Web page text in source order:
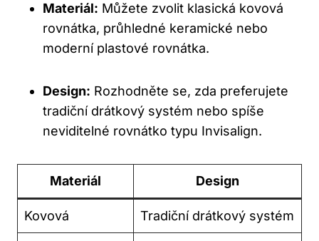
Materiál: Můžete zvolit klasická kovová
rovnátka, průhledné keramické nebo
moderní plastové rovnátka.
Design: Rozhodněte se, zda preferujete
tradiční drátkový systém nebo spíše
neviditelné rovnátko typu Invisalign.
Materiál Design
Kovová Tradiční drátkový systém